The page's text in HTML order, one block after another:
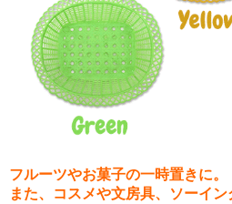
フルーツやお菓子の一時置きに。
また、コスメや文房具、ソーイ